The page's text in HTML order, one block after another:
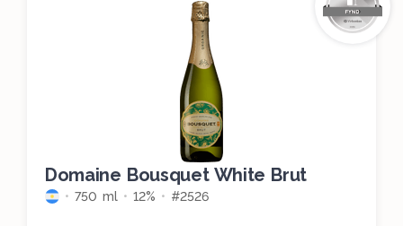
Domaine Bousquet White Brut
750 ml 12% #2526